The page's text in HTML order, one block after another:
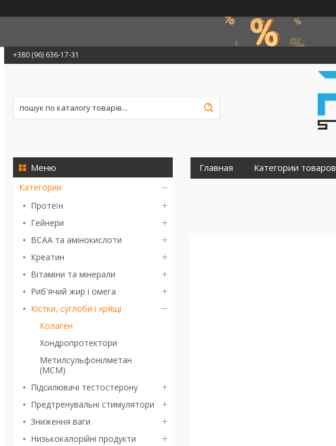
+380 (96) 636-17-31
Категории
Протеїн
Гейнери
BCAA та амінокислоти
Креатин
Вітаміни та мінерали
Риб'ячий жир і омега
Кістки, суглоби і хрящі
Колаген
Хондропротектори
Метилсульфонілметан
(МСМ)
Підсилювачі тестостерону
Предтренувальні стимулятори
Зниження ваги
Низькокалорійні продукти
Главная Категории товаров